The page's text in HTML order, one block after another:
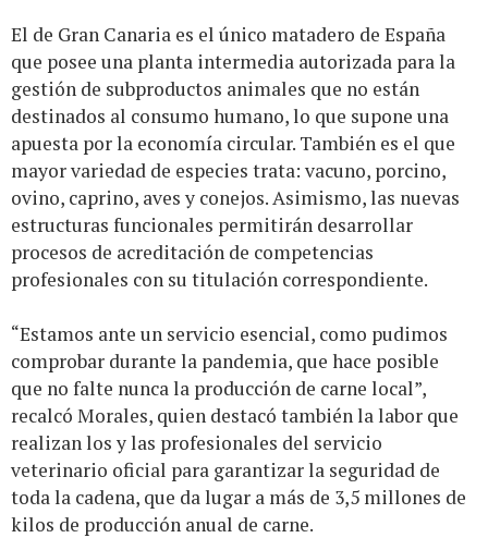
El de Gran Canaria es el único matadero de España
que posee una planta intermedia autorizada para la
gestión de subproductos animales que no están
destinados al consumo humano, lo que supone una
apuesta por la economía circular. También es el que
mayor variedad de especies trata: vacuno, porcino,
ovino, caprino, aves y conejos. Asimismo, las nuevas
estructuras funcionales permitirán desarrollar
procesos de acreditación de competencias
profesionales con su titulación correspondiente.
“Estamos ante un servicio esencial, como pudimos
comprobar durante la pandemia, que hace posible
que no falte nunca la producción de carne local”,
recalcó Morales, quien destacó también la labor que
realizan los y las profesionales del servicio
veterinario oficial para garantizar la seguridad de
toda la cadena, que da lugar a más de 3,5 millones de
kilos de producción anual de carne.